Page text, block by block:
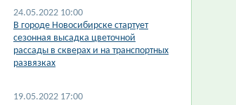
24.05.2022 10:00
В городе Новосибирске стартует
сезонная высадка цветочной
рассады в скверах и на транспортных
развязках
19.05.2022 17:00